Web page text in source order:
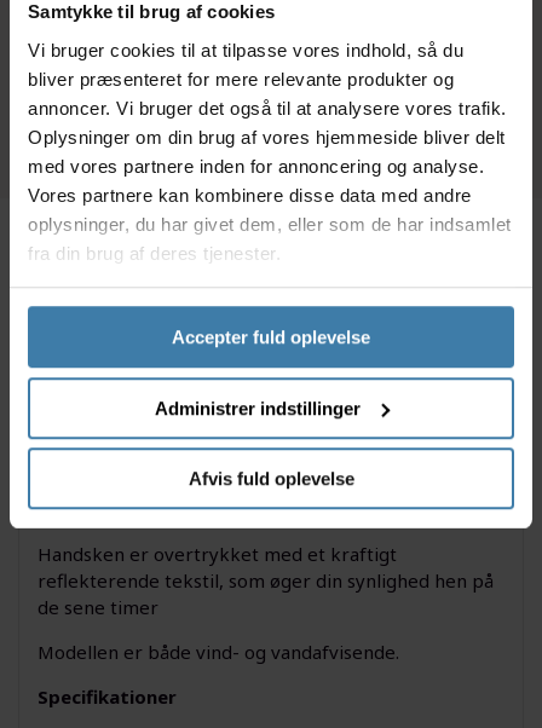
Samtykke til brug af cookies
Vi bruger cookies til at tilpasse vores indhold, så du
bliver præsenteret for mere relevante produkter og
annoncer. Vi bruger det også til at analysere vores trafik.
Oplysninger om din brug af vores hjemmeside bliver delt
med vores partnere inden for annoncering og analyse.
Vores partnere kan kombinere disse data med andre
oplysninger, du har givet dem, eller som de har indsamlet
fra din brug af deres tjenester.
Accepter fuld oplevelse
Administrer indstillinger
Afvis fuld oplevelse
+10 på lager +10 på lager
Beskrivelse Specifikationer
Disse 3-finger vinterhandsker fra OnGear er velegnet
til brug i vintermånederne hvor kulden er værst. At
handsken er inddelt i 3 fingre, gør det lettere at
med 5 fingre. Indvendigt har handsken 5 separate
rum til fingrene, hvilken gør, at handsken føles helt
normalt at have på.
Handsken er overtrykket med et kraftigt
reflekterende tekstil, som øger din synlighed hen på
de sene timer
Modellen er både vind- og vandafvisende.
Specifikationer